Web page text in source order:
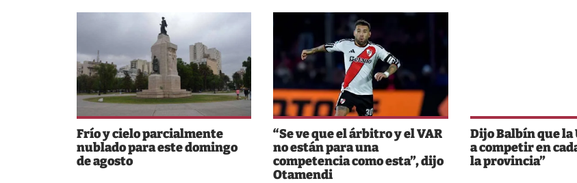
Frío y cielo parcialmente
nublado para este domingo
de agosto
“Se ve que el árbitro y el VAR
no están para una
competencia como esta”, dijo
Otamendi
Dijo Balbín que la
a competir en
la provincia”